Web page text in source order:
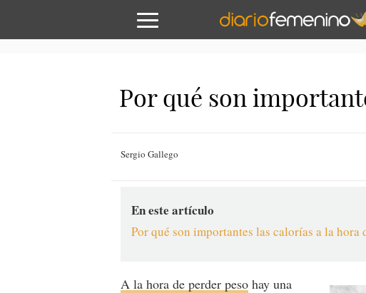
Por qué son
Sergio Gallego
En este artículo
Por qué son importantes las calorías a la hora
A la hora de perder peso hay una